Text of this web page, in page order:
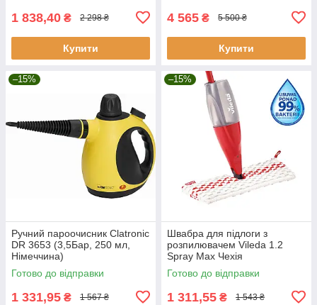
1 838,40 ₴ 2 298 ₴
Купити
4 565 ₴ 5 500 ₴
Купити
–15%
Ручний пароочисник Clatronic
DR 3653 (3,5Бар, 250 мл,
Німеччина)
Готово до відправки
1 331,95 ₴ 1 567 ₴
–15%
Швабра для підлоги з
розпилювачем Vileda 1.2
Spray Max Чехія
Готово до відправки
1 311,55 ₴ 1 543 ₴